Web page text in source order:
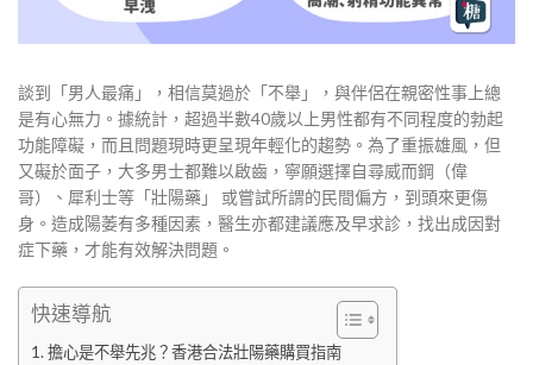
談到「男人最痛」，相信莫過於「不舉」，與伴侶在親密性事上總
是有心無力。據統計，超過半數40歲以上男性都有不同程度的勃起
功能障礙，而且問題現時更呈現年輕化的趨勢。為了重振雄風，但
又礙於面子，大多男士都難以啟齒，寧願選擇自尋威而鋼（偉
哥）、犀利士等「壯陽藥」 或嘗試所謂的民間偏方，到頭來更傷
身。造成陽萎有多種因素，醫生亦都建議應及早求診，找出成因對
症下藥，才能有效解決問題。
快速導航
擔心是不舉先兆？香港合法壯陽藥購買指南